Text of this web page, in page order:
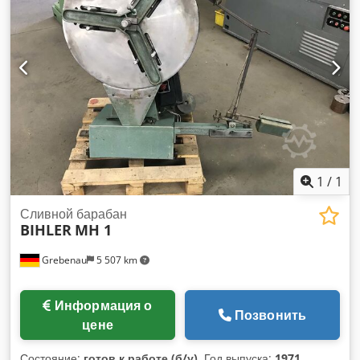
1 / 1
Grebenau 5 507 km
Сливной барабан
BIHLER MH 1
цене
Позвонить